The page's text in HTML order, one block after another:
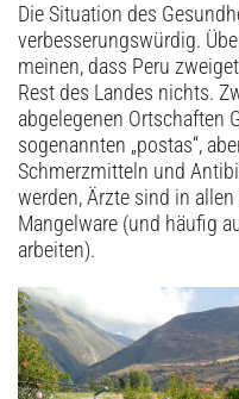
Die Situation des
verbesserungswürdig.
meinen, dass Peru
Rest des Landes nichts.
abgelegenen Ortschaften
sogenannten „postas“,
Schmerzmitteln und
werden, Ärzte sind in
Mangelware (und häufig
arbeiten).